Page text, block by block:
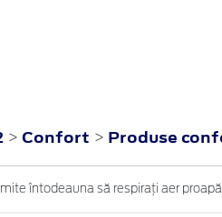
> Confort > Produse
întodeauna să respirați aer